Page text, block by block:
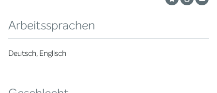
Arbeitssprachen
Deutsch, Englisch